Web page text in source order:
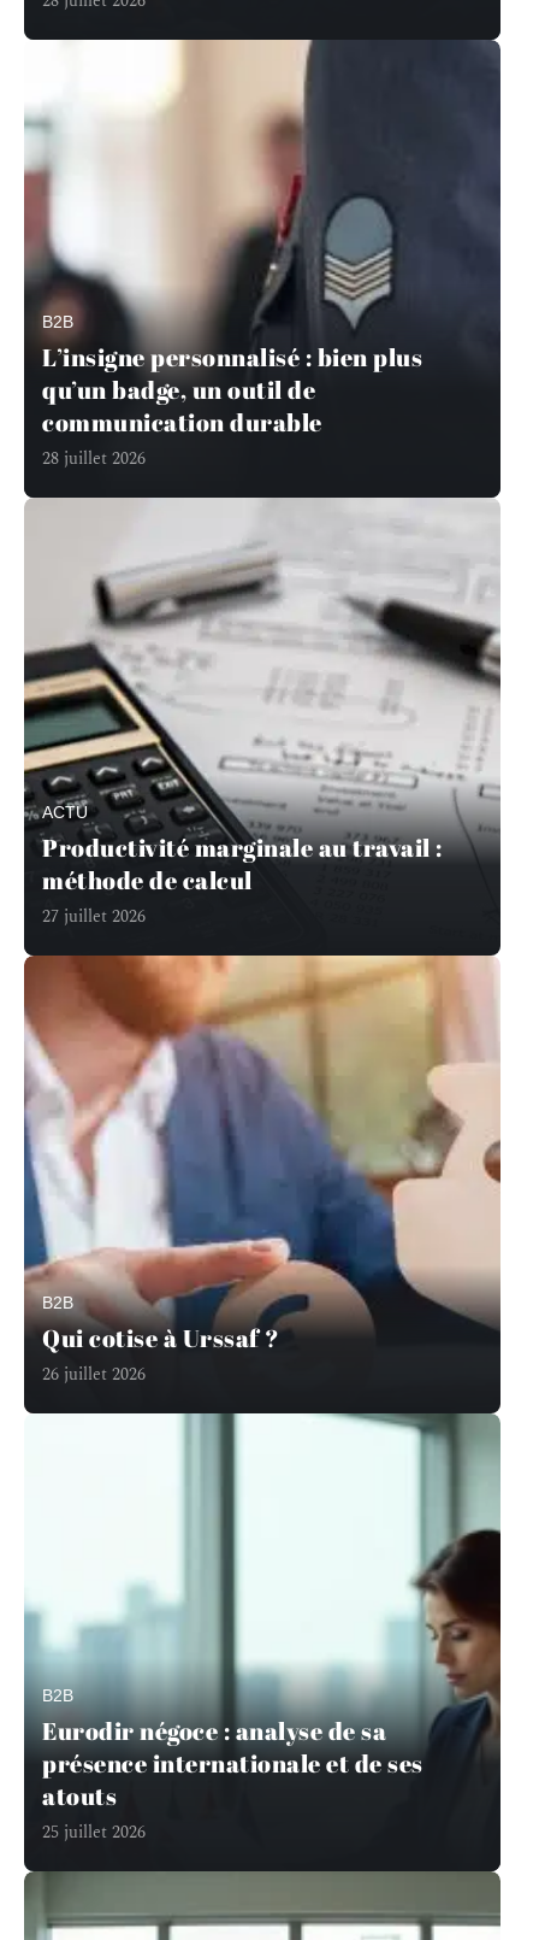
B2B
L’insigne personnalisé : bien plus
qu’un badge, un outil de
communication durable
28 juillet 2026
ACTU
Productivité marginale au travail :
méthode de calcul
27 juillet 2026
B2B
Qui cotise à Urssaf ?
26 juillet 2026
B2B
Eurodir négoce : analyse de sa
présence internationale et de ses
atouts
25 juillet 2026